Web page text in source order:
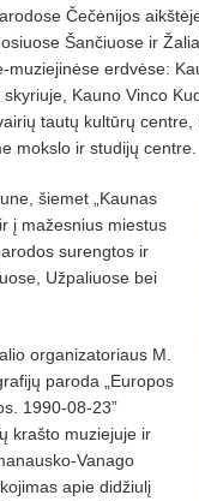
Čečėnijos
Šančiuose ir
muziejinėse erdvėse:
skyriuje, Kauno Vinco
tautų kultūrų
mokslo ir studijų centre.
šiemet „Kaunas
į mažesnius miestus
surengtos ir
Užpaliuose bei
organizatoriaus M.
paroda „Europos
1990-08-23”
krašto muziejuje ir
Vanago
apie didžiulį